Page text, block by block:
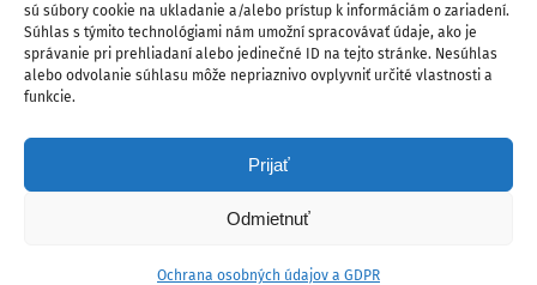
sú súbory cookie na ukladanie a/alebo prístup k informáciám o zariadení.
Súhlas s týmito technológiami nám umožní spracovávať údaje, ako je
správanie pri prehliadaní alebo jedinečné ID na tejto stránke. Nesúhlas
alebo odvolanie súhlasu môže nepriaznivo ovplyvniť určité vlastnosti a
funkcie.
Prijať
Odmietnuť
Ochrana osobných údajov a GDPR